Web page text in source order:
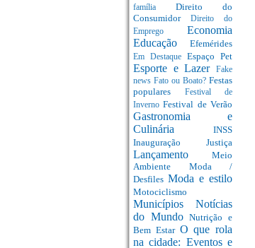
família Direito do
Consumidor Direito do
Emprego Economia
Educação Efemérides
Em Destaque Espaço Pet
Esporte e Lazer
Fake
news Fato ou Boato? Festas
populares
Festival de
InvernoFestival de Verão
Gastronomia e
Culinária INSS
Inauguração Justiça
Lançamento Meio
Ambiente Moda /
Desfiles Moda e estilo
Motociclismo
Municípios Notícias
do MundoNutrição e
Bem Estar O que rola
na cidade: Eventos e